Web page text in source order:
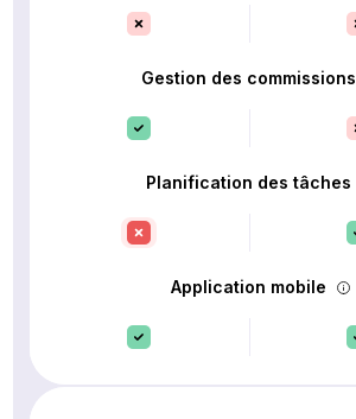
Gestion des commissions
Planification des tâches
Application mobile